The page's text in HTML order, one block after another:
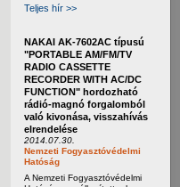
Teljes hír >>
NAKAI AK-7602AC típusú
"PORTABLE AM/FM/TV
RADIO CASSETTE
RECORDER WITH AC/DC
FUNCTION" hordozható
rádió-magnó forgalomból
való kivonása, visszahívás
elrendelése
2014.07.30.
Nemzeti Fogyasztóvédelmi
Hatóság
A Nemzeti Fogyasztóvédelmi